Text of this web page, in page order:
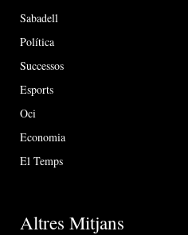
Sabadell
Política
Successos
Esports
Oci
Economia
El Temps
Altres Mitjans